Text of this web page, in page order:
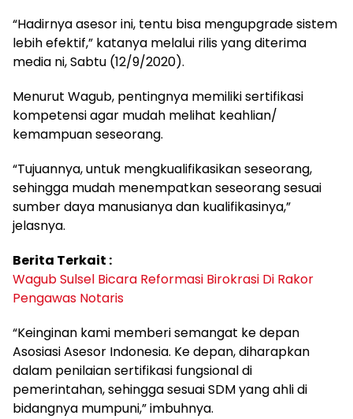
“Hadirnya asesor ini, tentu bisa mengupgrade sistem
lebih efektif,” katanya melalui rilis yang diterima
media ni, Sabtu (12/9/2020).
Menurut Wagub, pentingnya memiliki sertifikasi
kompetensi agar mudah melihat keahlian/
kemampuan seseorang.
“Tujuannya, untuk mengkualifikasikan seseorang,
sehingga mudah menempatkan seseorang sesuai
sumber daya manusianya dan kualifikasinya,”
jelasnya.
Berita Terkait :
Wagub Sulsel Bicara Reformasi Birokrasi Di Rakor
Pengawas Notaris
“Keinginan kami memberi semangat ke depan
Asosiasi Asesor Indonesia. Ke depan, diharapkan
dalam penilaian sertifikasi fungsional di
pemerintahan, sehingga sesuai SDM yang ahli di
bidangnya mumpuni,” imbuhnya.